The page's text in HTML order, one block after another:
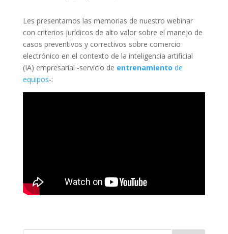
Les presentamos las memorias de nuestro webinar
con criterios jurídicos de alto valor sobre el manejo de
casos preventivos y correctivos sobre comercio
electrónico en el contexto de la inteligencia artificial
(IA) empresarial -servicio de entrenamiento de
equipos-: